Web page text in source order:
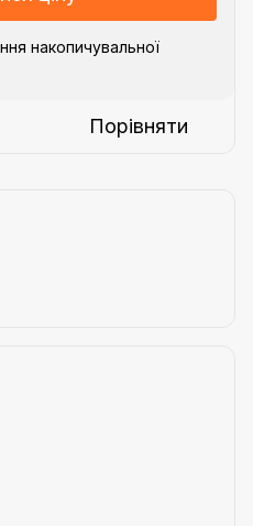
накопичувальної
Порівняти